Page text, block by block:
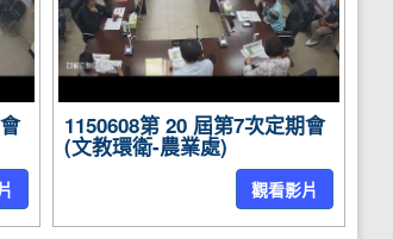
1150608第 20 屆第7次定期會
(文教環衛-農業處)
觀看影片